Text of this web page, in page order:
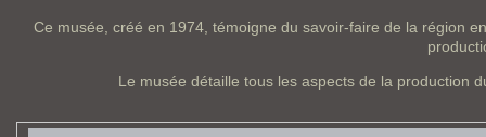
Ce musée, créé en 1974, témoigne du savoir-faire de la région
Le musée détaille tous les aspects de la production